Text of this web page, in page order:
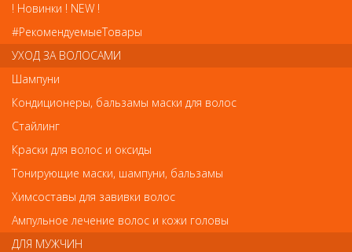
Насадка для полировки волос к машинкам
для стрижки волос HG-POLISHEN
! Новинки ! NEW !
#РекомендуемыеТовары
УХОД ЗА ВОЛОСАМИ
Шампуни
Кондиционеры, бальзамы маски для волос
Стайлинг
Краски для волос и оксиды
Тонирующие маски, шампуни, бальзамы
Химсоставы для завивки волос
Ампульное лечение волос и кожи головы
ДЛЯ МУЖЧИН